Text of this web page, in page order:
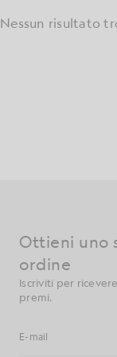
Nessun risultato
Ottieni uno
ordine
Iscriviti per
premi.
Indirizzo e-mail